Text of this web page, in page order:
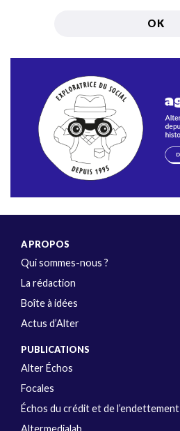
A PROPOS
Qui sommes-nous ?
La rédaction
Boîte à idées
Actus d’Alter
PUBLICATIONS
Alter Échos
Focales
Échos du crédit et de l’endettement